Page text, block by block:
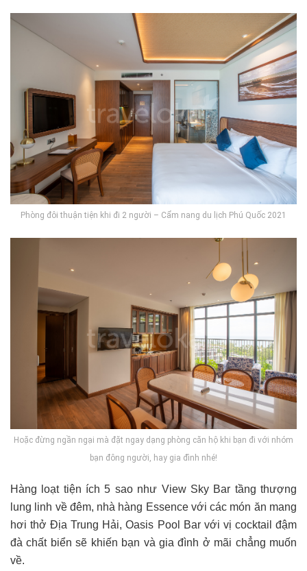
Phòng đôi thuận tiện khi đi 2 người – Cẩm nang du lịch Phú Quốc 2021
Hoặc đừng ngần ngại mà đặt ngay dạng phòng căn hộ khi bạn đi với nhóm
bạn đông người, hay gia đình nhé!
Hàng loạt tiện ích 5 sao như View Sky Bar tầng thượng
lung linh về đêm, nhà hàng Essence với các món ăn mang
hơi thở Địa Trung Hải, Oasis Pool Bar với vị cocktail đậm
đà chất biển sẽ khiến bạn và gia đình ở mãi chẳng muốn
về.